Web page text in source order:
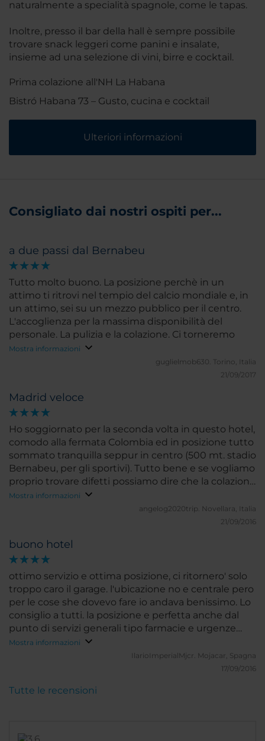
naturalmente a specialità spagnole, come le tapas.
Inoltre, presso il bar della hall è sempre possibile
trovare snack leggeri come panini e insalate,
insieme ad una selezione di vini, birre e cocktail.
Prima colazione all'NH La Habana
Bistró Habana 73 – Gusto, cucina e cocktail
Ulteriori informazioni
Consigliato dai nostri ospiti per...
a due passi dal Bernabeu
Tutto molto buono. La posizione perchè in un
attimo ti ritrovi nel tempio del calcio mondiale e, in
un attimo, sei su un mezzo pubblico per il centro.
L'accoglienza per la massima disponibilità del
personale. La pulizia e la colazione. Ci torneremo
Mostra informazioni
guglielmob630.
Torino, Italia
21/09/2017
Madrid veloce
Ho soggiornato per la seconda volta in questo hotel,
comodo alla fermata Colombia ed in posizione tutto
sommato tranquilla seppur in centro (500 mt. stadio
Bernabeu, per gli sportivi). Tutto bene e se vogliamo
proprio trovare difetti possiamo dire che la colazione
è cara per quello che offre (18 euro) ed anche il frigo
bar ha prezzi da boutique. Comunque a parte
Mostra informazioni
angelog2020trip. Novellara, Italia
21/09/2016
buono hotel
ottimo servizio e ottima posizione, ci ritornero' solo
troppo caro il garage. l'ubicazione no e centrale pero
per le cose she dovevo fare io andava benissimo. Lo
consiglio a tutti. la posizione e perfetta anche dal
punto di servizi generali tipo farmacie e urgenze
ospedaliere
Mostra informazioni
IlarioImperialMjcr.
Mojacar, Spagna
17/09/2016
Tutte le recensioni